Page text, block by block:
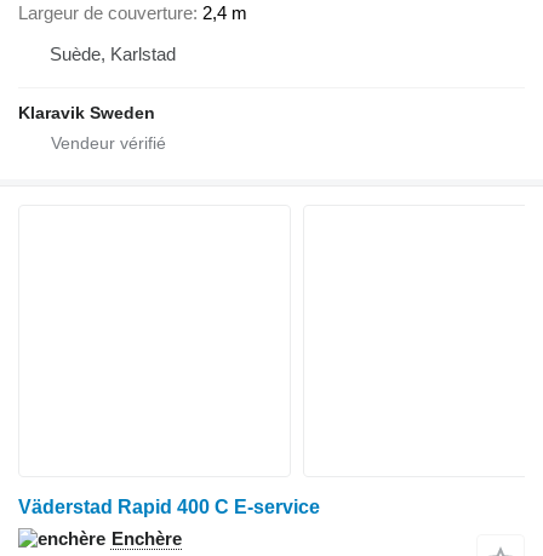
Largeur de couverture 2,4 m
Suède, Karlstad
Klaravik Sweden
Väderstad Rapid 400 C E-service
Enchère